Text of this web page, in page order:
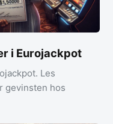
i Eurojackpot
Les
gevinsten hos